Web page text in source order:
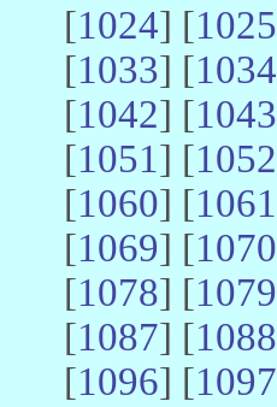
[1024] [1025
[1033] [1034
[1042] [1043
[1051] [1052
[1060] [1061
[1069] [1070
[1078] [1079
[1087] [1088
[1096] [1097